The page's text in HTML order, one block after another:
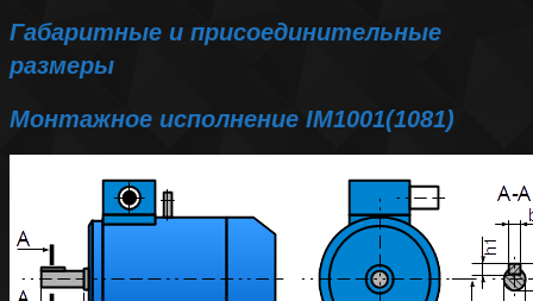
Габаритные и присоединительные
размеры
Монтажное исполнение IM1001(1081)